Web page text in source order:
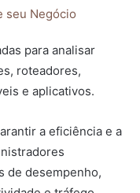
seu Negócio
para analisar
roteadores,
e aplicativos.
a eficiência e a
de desempenho,